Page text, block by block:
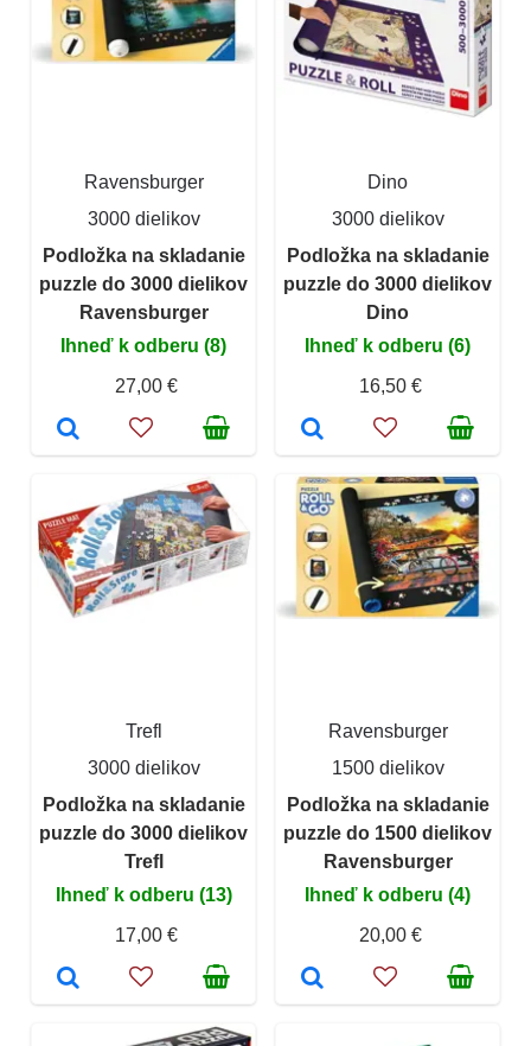
Ravensburger
3000 dielikov
Podložka na skladanie
puzzle do 3000 dielikov
Ravensburger
Ihneď k odberu (8)
27,00 €
Dino
3000 dielikov
Podložka na skladanie
puzzle do 3000 dielikov
Dino
Ihneď k odberu (6)
16,50 €
Trefl
3000 dielikov
Podložka na skladanie
puzzle do 3000 dielikov
Trefl
Ihneď k odberu (13)
17,00 €
Ravensburger
1500 dielikov
Podložka na skladanie
puzzle do 1500 dielikov
Ravensburger
Ihneď k odberu (4)
20,00 €